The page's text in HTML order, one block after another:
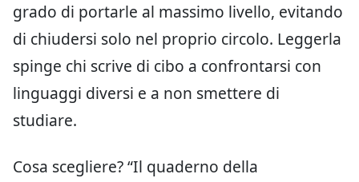
grado di portarle al massimo livello, evitando
di chiudersi solo nel proprio circolo. Leggerla
spinge chi scrive di cibo a confrontarsi con
linguaggi diversi e a non smettere di
studiare.
Cosa scegliere? “Il quaderno della